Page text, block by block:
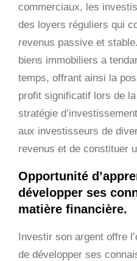
commerciaux, les
des loyers réguliers qui
revenus passive et
biens immobiliers a
temps, offrant ainsi la
profit significatif lors de
stratégie
aux investisseurs de
revenus et de constituer
Opportunité
développer ses
matière financière.
Investir son argent offre
de développer ses